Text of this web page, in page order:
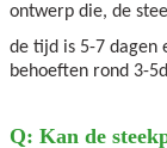
ontwerp die, de
de tijd is 5-7 dagen
behoeften rond 3-
Q: Kan de